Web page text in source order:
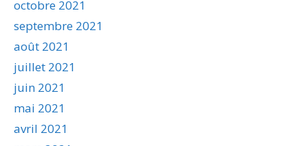
octobre 2021
septembre 2021
août 2021
juillet 2021
juin 2021
mai 2021
avril 2021